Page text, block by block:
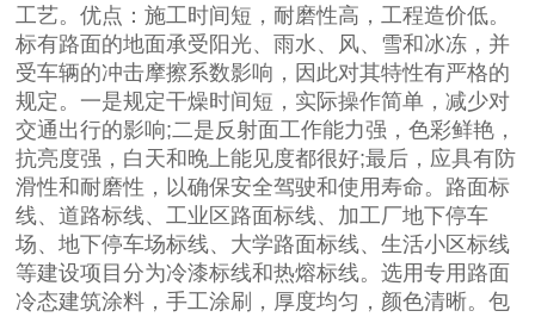
工艺。优点：施工时间短，耐磨性高，工程造价低。
标有路面的地面承受阳光、雨水、风、雪和冰冻，并
受车辆的冲击摩擦系数影响，因此对其特性有严格的
规定。一是规定干燥时间短，实际操作简单，减少对
交通出行的影响;二是反射面工作能力强，色彩鲜艳，
抗亮度强，白天和晚上能见度都很好;最后，应具有防
滑性和耐磨性，以确保安全驾驶和使用寿命。路面标
线、道路标线、工业区路面标线、加工厂地下停车
场、地下停车场标线、大学路面标线、生活小区标线
等建设项目分为冷漆标线和热熔标线。选用专用路面
冷态建筑涂料，手工涂刷，厚度均匀，颜色清晰。包